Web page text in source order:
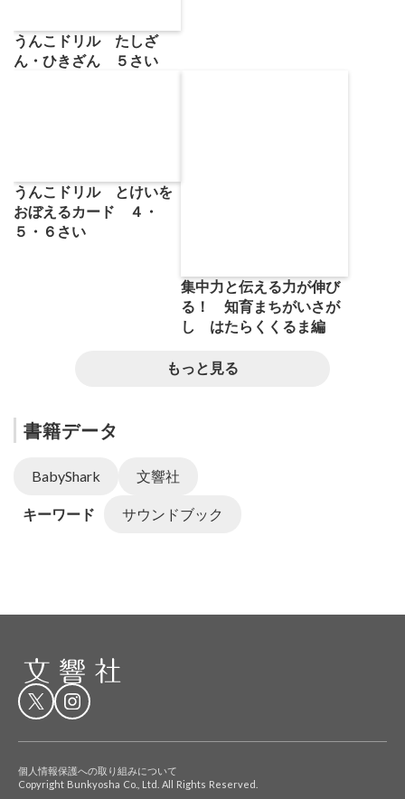
うんこドリル たしざ
ん・ひきざん ５さい
うんこドリル とけいを
おぼえるカード ４・
５・６さい
集中力と伝える力が伸び
る！ 知育まちがいさが
し はたらくくるま編
もっと見る
書籍データ
BabyShark 文響社
キーワード サウンドブック
個人情報保護への取り組みについて
Copyright Bunkyosha Co., Ltd. All Rights Reserved.